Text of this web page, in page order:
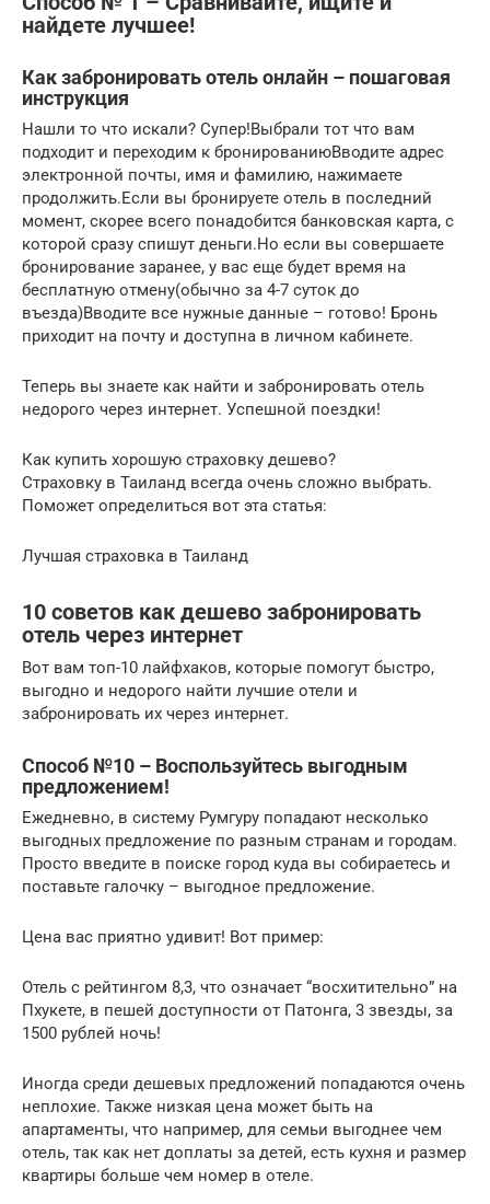
найдете лучшее!
Как забронировать отель онлайн – пошаговая
инструкция
Нашли то что искали? Супер!Выбрали тот что вам
подходит и переходим к бронированиюВводите адрес
электронной почты, имя и фамилию, нажимаете
продолжить.Если вы бронируете отель в последний
момент, скорее всего понадобится банковская карта, с
которой сразу спишут деньги.Но если вы совершаете
бронирование заранее, у вас еще будет время на
бесплатную отмену(обычно за 4-7 суток до
въезда)Вводите все нужные данные – готово! Бронь
приходит на почту и доступна в личном кабинете.
Теперь вы знаете как найти и забронировать отель
недорого через интернет. Успешной поездки!
Как купить хорошую страховку дешево?
Страховку в Таиланд всегда очень сложно выбрать.
Поможет определиться вот эта статья:
Лучшая страховка в Таиланд
10 советов как дешево забронировать
отель через интернет
Вот вам топ-10 лайфхаков, которые помогут быстро,
выгодно и недорого найти лучшие отели и
забронировать их через интернет.
Способ №10 – Воспользуйтесь выгодным
предложением!
Ежедневно, в систему Румгуру попадают несколько
выгодных предложение по разным странам и городам.
Просто введите в поиске город куда вы собираетесь и
поставьте галочку – выгодное предложение.
Цена вас приятно удивит! Вот пример:
Отель с рейтингом 8,3, что означает “восхитительно” на
Пхукете, в пешей доступности от Патонга, 3 звезды, за
1500 рублей ночь!
Иногда среди дешевых предложений попадаются очень
неплохие. Также низкая цена может быть на
апартаменты, что например, для семьи выгоднее чем
отель, так как нет доплаты за детей, есть кухня и размер
квартиры больше чем номер в отеле.